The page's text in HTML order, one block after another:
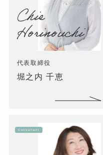
Chie
Horinouchi
代表取締役
堀之内 千恵
Consultant